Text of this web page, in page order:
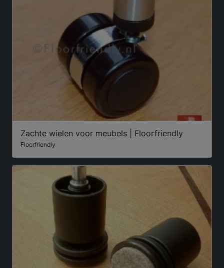
Zachte wielen voor meubels | Floorfriendly
Floorfriendly